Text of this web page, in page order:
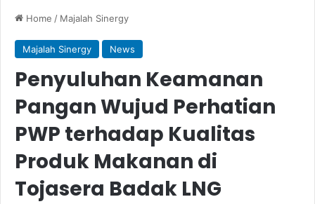
Home / Majalah Sinergy
Majalah Sinergy News
Penyuluhan Keamanan
Pangan Wujud Perhatian
PWP terhadap Kualitas
Produk Makanan di
Tojasera Badak LNG